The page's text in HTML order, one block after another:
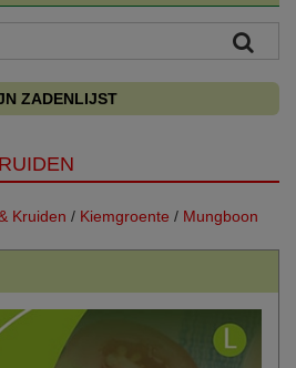
ZADENLIJST
Kruiden / Kiemgroente / Mungboon